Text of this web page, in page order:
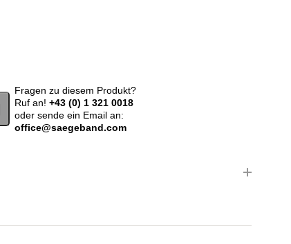
M 42 Sprint-Medium-VS 4520 x 34 x 1,1mm 3-4 ZpZ
Fragen zu diesem Produkt?
Ruf an! +43 (0) 1 321 0018
oder sende ein Email an:
office@saegeband.com